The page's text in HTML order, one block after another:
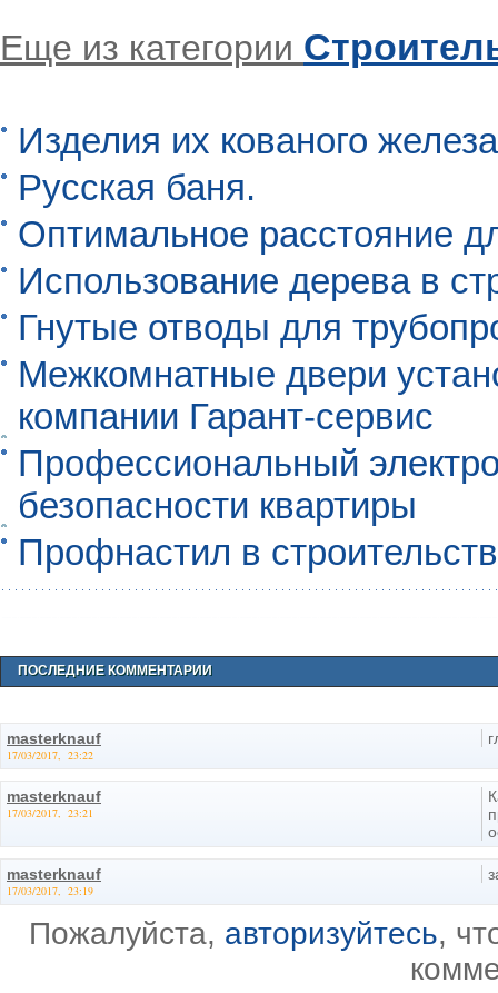
Еще из категории
Изделия их кованого
Русская баня.
Оптимальное расстояние
Использование дерева в
Гнутые отводы для
Межкомнатные двери
компании Гарант-сервис
Профессиональный
безопасности квартиры
Профнастил в
ПОСЛЕДНИЕ КОММЕНТАРИИ
masterknauf
17/03/2017, 23:22
masterknauf
17/03/2017, 23:21
masterknauf
17/03/2017, 23:19
Пожалуйста, авторизуйтесь,